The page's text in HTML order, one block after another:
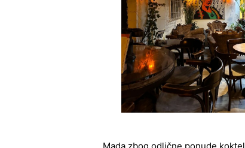
Mada zbog odlične ponude